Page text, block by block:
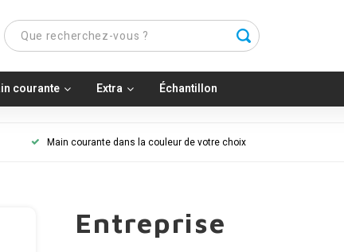
courante Extra Échantillon
Main courante dans la couleur de votre choix
Entreprise